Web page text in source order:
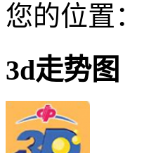
您的位置：
3d走势图